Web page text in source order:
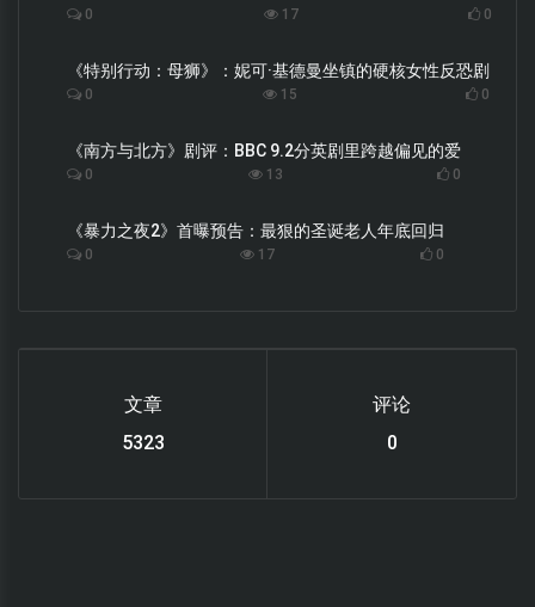
0 17 0
《特别行动：母狮》：妮可·基德曼坐镇的硬核女性反恐剧
0 15 0
《南方与北方》剧评：BBC 9.2分英剧里跨越偏见的爱
0 13 0
《暴力之夜2》首曝预告：最狠的圣诞老人年底回归
0 17 0
文章
6119
评论
0